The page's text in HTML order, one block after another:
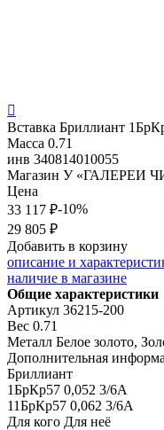

Вставка Бриллиант
Масса 0.71
инв 340814010055
Магазин У «ГАЛЕРЕИ
Цена
33 117 ₽-10%
29 805 ₽
Добавить в корзину
описание и
наличие в магазине
Общие характеристики
Артикул 36215-200
Вес 0.71
Металл Белое золото,
Дополнительная
Бриллиант
1БрКр57 0,052 3/6А
11БрКр57 0,062 3/6А
Для кого Для неё